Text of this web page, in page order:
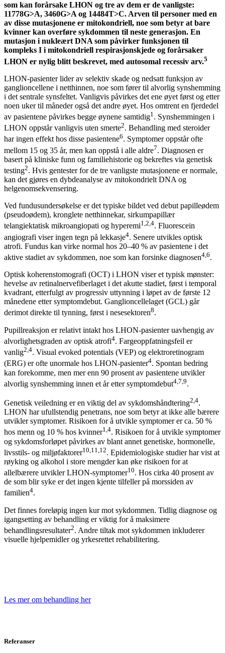
som kan forårsake LHON og tre av dem er de vanligste:
11778G>A, 3460G>A og 14484T>C. Arven til personer med en
av disse mutasjonene er mitokondriell, noe som betyr at bare
kvinner kan overføre sykdommen til neste generasjon. En
mutasjon i nukleært DNA som påvirker funksjonen til
kompleks I i mitokondriell respirasjonskjede og forårsaker
LHON er nylig blitt beskrevet, med autosomal recessiv arv.5
LHON-pasienter lider av selektiv skade og nedsatt funksjon av
ganglioncellene i netthinnen, noe som fører til alvorlig synshemming
i det sentrale synsfeltet. Vanligvis påvirkes det ene øyet først og etter
noen uker til måneder også det andre øyet. Hos omtrent en fjerdedel
av pasientene påvirkes begge øynene samtidig1 . Synshemmingen i
LHON oppstår vanligvis uten smerte2. Behandling med steroider
har ingen effekt hos disse pasientene6. Symptomer oppstår ofte
mellom 15 og 35 år, men kan oppstå i alle aldre7. Diagnosen er
basert på kliniske funn og familiehistorie og bekreftes via genetisk
testing2. Hvis gentester for de tre vanligste mutasjonene er normale,
kan det gjøres en dybdeanalyse av mitokondrielt DNA og
helgenomsekvensering.
Ved fundusundersøkelse er det typiske bildet ved debut papilleødem
(pseudoødem), kronglete netthinnekar, sirkumpapillær
telangiektatisk mikroangiopati og hyperemi1,2,4. Fluorescein
angiografi viser ingen tegn på lekkasje4. Senere utvikles optisk
atrofi. Fundus kan virke normal hos 20–40 % av pasientene i det
aktive stadiet av sykdommen, noe som kan forsinke diagnosen4,6.
Optisk koherenstomografi (OCT) i LHON viser et typisk mønster:
hevelse av retinalnervefiberlaget i det akutte stadiet, først i temporal
kvadrant, etterfulgt av progressiv uttynning i løpet av de første 12
månedene etter symptomdebut. Ganglioncellelaget (GCL) går
derimot direkte til tynning, først i nesesektoren8.
Pupillreaksjon er relativt intakt hos LHON-pasienter uavhengig av
alvorlighetsgraden av optisk atrofi4. Fargeoppfatningsfeil er
vanlig2,4. Visual evoked potentials (VEP) og elektroretinogram
(ERG) er ofte unormale hos LHON-pasienter4. Spontan bedring
kan forekomme, men mer enn 90 prosent av pasientene utvikler
alvorlig synshemming innen et år etter symptomdebut4,7,9.
Genetisk veiledning er en viktig del av sykdomshåndtering2,4.
LHON har ufullstendig penetrans, noe som betyr at ikke alle bærere
utvikler symptomer. Risikoen for å utvikle symptomer er ca. 50 %
hos menn og 10 % hos kvinner1,4. Risikoen for å utvikle symptomer
og sykdomsforløpet påvirkes av blant annet genetiske, hormonelle,
livsstils- og miljøfaktorer10,11,12. Epidemiologiske studier har vist at
røyking og alkohol i store mengder kan øke risikoen for at
allelbærere utvikler LHON-symptomer10. Hos cirka 40 prosent av
de som blir syke er det ingen kjente tilfeller på morssiden av
familien4.
Det finnes foreløpig ingen kur mot sykdommen. Tidlig diagnose og
igangsetting av behandling er viktig for å maksimere
behandlingsresultater2. Andre tiltak mot sykdommen inkluderer
visuelle hjelpemidler og yrkesrettet rehabilitering.
Les mer om behandling her
Referanser